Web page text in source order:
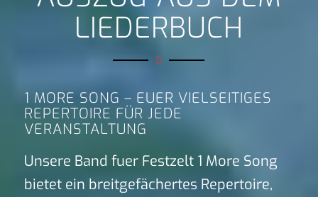
LIEDERBUCH
1 MORE SONG – EUER VIELSEITIGES
REPERTOIRE FÜR JEDE
VERANSTALTUNG
Unsere Band fuer Festzelt 1 More Song
bietet ein breitgefächertes Repertoire,